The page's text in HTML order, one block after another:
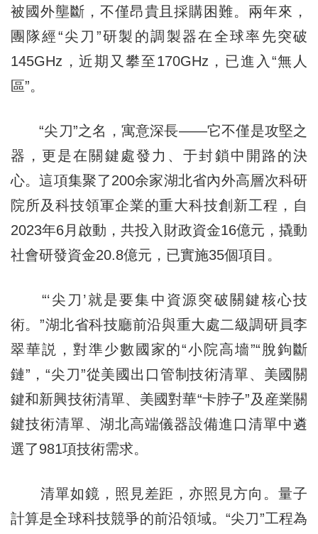
被國外壟斷，不僅昂貴且採購困難。兩年來，
團隊經“尖刀”研製的調製器在全球率先突破
145GHz，近期又攀至170GHz，已進入“無人
區”。
“尖刀”之名，寓意深長——它不僅是攻堅之
器，更是在關鍵處發力、于封鎖中開路的決
心。這項集聚了200余家湖北省內外高層次科研
院所及科技領軍企業的重大科技創新工程，自
2023年6月啟動，共投入財政資金16億元，撬動
社會研發資金20.8億元，已實施35個項目。
“‘尖刀’就是要集中資源突破關鍵核心技
術。”湖北省科技廳前沿與重大處二級調研員李
翠華説，對準少數國家的“小院高墻”“脫鉤斷
鏈”，“尖刀”從美國出口管制技術清單、美國關
鍵和新興技術清單、美國對華“卡脖子”及産業關
鍵技術清單、湖北高端儀器設備進口清單中遴
選了981項技術需求。
清單如鏡，照見差距，亦照見方向。量子
計算是全球科技競爭的前沿領域。“尖刀”工程為